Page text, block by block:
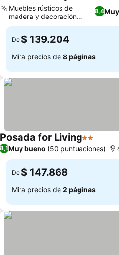
8,4
Muebles rústicos de
madera y decoración
regional
De $ 139.204
Mira precios de 8 páginas
Posada for Living2 Estrellas
Ver
8,1Muy bueno (50 puntuaciones)
De $ 147.868
Mira precios de 2 páginas